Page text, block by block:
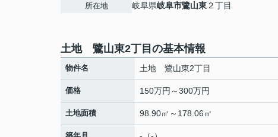
所在地 岐阜県岐阜市鷺山東２丁目
土地 鷺山東2丁目の基本情報
物件名 土地 鷺山東2丁目
価格 150万円～300万円
土地面積 98.90㎡～178.06㎡